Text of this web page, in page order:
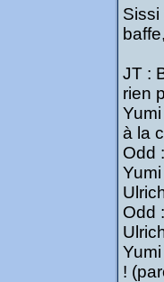
Sissi
JT :
rien
à la
Odd
Odd
!